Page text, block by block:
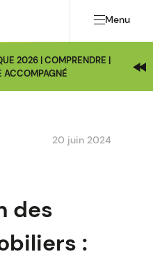
Menu
2026 | COMPRENDRE |
ACCOMPAGNÉ
20 juin 2024
des
: